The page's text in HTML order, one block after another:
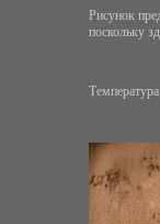
Рисунок
поскольку